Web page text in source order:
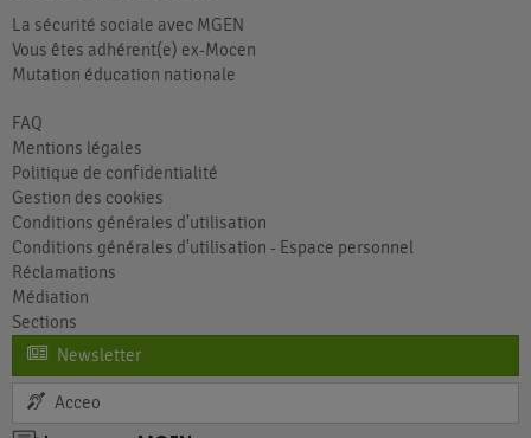
La sécurité sociale avec MGEN
Vous êtes adhérent(e) ex-Mocen
Mutation éducation nationale
FAQ
Mentions légales
Politique de confidentialité
Gestion des cookies
Conditions générales d'utilisation
Conditions générales d'utilisation - Espace personnel
Réclamations
Médiation
Sections
Newsletter
Acceo